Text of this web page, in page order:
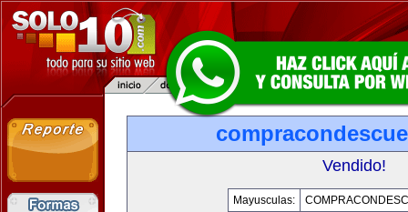
Vendido!
Mayusculas: